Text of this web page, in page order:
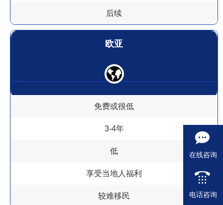
后续
欧亚
免费或很低
3-4年
低
享受当地人福利
较难移民
在线咨询
电话咨询